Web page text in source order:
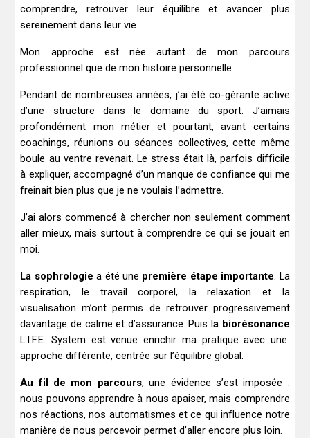
comprendre, retrouver leur équilibre et avancer plus
sereinement dans leur vie.
Mon approche est née autant de mon parcours
professionnel que de mon histoire personnelle.
Pendant de nombreuses années, j’ai été co-gérante active
d’une structure dans le domaine du sport. J’aimais
profondément mon métier et pourtant, avant certains
coachings, réunions ou séances collectives, cette même
boule au ventre revenait. Le stress était là, parfois difficile
à expliquer, accompagné d’un manque de confiance qui me
freinait bien plus que je ne voulais l’admettre.
J’ai alors commencé à chercher non seulement comment
aller mieux, mais surtout à comprendre ce qui se jouait en
moi
La sophrologie a été une première étape importante . La
respiration, le travail corporel, la relaxation et la
visualisation m’ont permis de retrouver progressivement
davantage de calme et d’assurance. Puis la biorésonance
L.I.F.E. System est venue enrichir ma pratique avec une
approche différente, centrée sur l’équilibre global.
Au fil de mon parcours, une évidence s’est imposée :
nous pouvons apprendre à nous apaiser, mais comprendre
nos réactions, nos automatismes et ce qui influence notre
manière de nous percevoir permet d’aller encore plus loin.